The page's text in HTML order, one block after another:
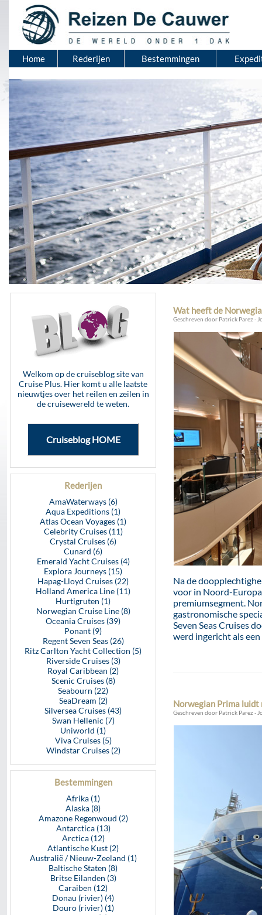
Home Rederijen Bestemmingen
Welkom op de cruiseblog site van
Cruise Plus. Hier komt u alle laatste
nieuwtjes over het reilen en zeilen in
de cruisewereld te weten.
Cruiseblog HOME
Rederijen
AmaWaterways (6)
Aqua Expeditions (1)
Atlas Ocean Voyages (1)
Celebrity Cruises (11)
Crystal Cruises (6)
Cunard (6)
Emerald Yacht Cruises (4)
Explora Journeys (15)
Hapag-Lloyd Cruises (22)
Holland America Line (11)
Hurtigruten (1)
Norwegian Cruise Line (8)
Oceania Cruises (39)
Ponant (9)
Regent Seven Seas (26)
Ritz Carlton Yacht Collection (5)
Riverside Cruises (3)
Royal Caribbean (2)
Scenic Cruises (8)
Seabourn (22)
SeaDream (2)
Silversea Cruises (43)
Swan Hellenic (7)
Uniworld (1)
Viva Cruises (5)
Windstar Cruises (2)
Bestemmingen
Afrika (1)
Alaska (8)
Amazone Regenwoud (2)
Antarctica (13)
Arctica (12)
Atlantische Kust (2)
Australië / Nieuw-Zeeland (1)
Baltische Staten (8)
Britse Eilanden (3)
Caraiben (12)
Donau (rivier) (4)
Douro (rivier) (1)
Wat heeft de
Geschreven door Patrick Parez -
Na de
voor in Noord-
premiumsegment.
gastronomische
Seven Seas Cruises
werd ingericht als
Norwegian Prima luidt
Geschreven door Patrick Parez -